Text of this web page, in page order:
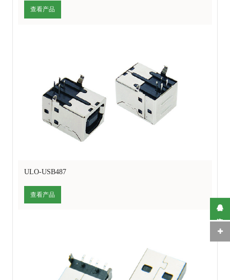
查看产品
ULO-USB487
查看产品